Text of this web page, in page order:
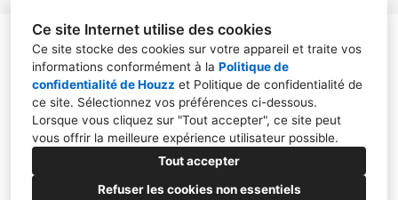
Ce site Internet utilise des cookies
Ce site stocke des cookies sur votre appareil et traite vos
informations conformément à la Politique de
confidentialité de Houzz et Politique de confidentialité de
ce site. Sélectionnez vos préférences ci-dessous.
Lorsque vous cliquez sur "Tout accepter", ce site peut
vous offrir la meilleure expérience utilisateur possible.
Tout accepter
Refuser les cookies non essentiels
christelle teyssier
13 place paul et jean paul avisseau, Résidence les
Cépages, Appartement E10, 33300, Bordeaux
+33 6 18 27 84 90
christelle.teyssier2@gmail.com